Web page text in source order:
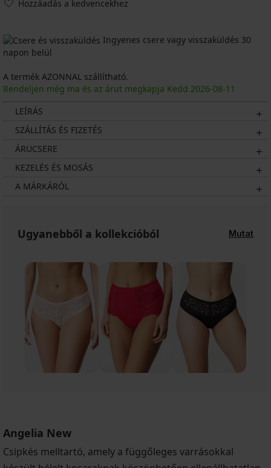
Hozzáadás a kedvencekhez
Ingyenes csere vagy visszaküldés 30
napon belül
A termék AZONNAL szállítható.
Rendeljen még ma és az árut megkapja Kedd 2026-08-11
LEÍRÁS
SZÁLLÍTÁS ÉS FIZETÉS
ÁRUCSERE
KEZELÉS ÉS MOSÁS
A MÁRKÁRÓL
Ugyanebből a kollekcióból Mutat
Angelia New
Csipkés melltartó, amely a függőleges varrásokkal